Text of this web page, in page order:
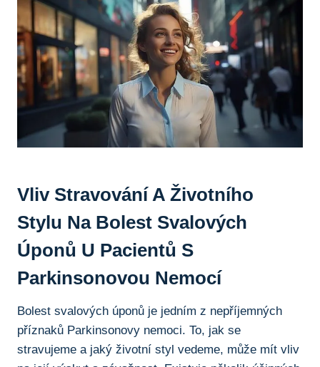
Vliv Stravování⁢ A Životního
Stylu Na Bolest ⁢svalových
Úponů ⁣u ⁢pacientů S
Parkinsonovou Nemocí
Bolest svalových úponů je jedním‍ z nepříjemných
příznaků Parkinsonovy⁣ nemoci. To, jak⁤ se
stravujeme a ‌jaký životní ⁢styl vedeme, může mít vliv